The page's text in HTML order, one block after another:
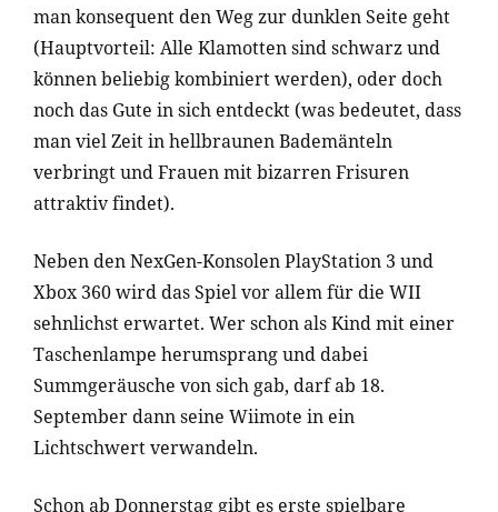
man konsequent den Weg zur dunklen Seite geht
(Hauptvorteil: Alle Klamotten sind schwarz und
können beliebig kombiniert werden), oder doch
noch das Gute in sich entdeckt (was bedeutet, dass
man viel Zeit in hellbraunen Bademänteln
verbringt und Frauen mit bizarren Frisuren
attraktiv findet).
Neben den NexGen-Konsolen PlayStation 3 und
Xbox 360 wird das Spiel vor allem für die WII
sehnlichst erwartet. Wer schon als Kind mit einer
Taschenlampe herumsprang und dabei
Summgeräusche von sich gab, darf ab 18.
September dann seine Wiimote in ein
Lichtschwert verwandeln.
Schon ab Donnerstag gibt es erste spielbare